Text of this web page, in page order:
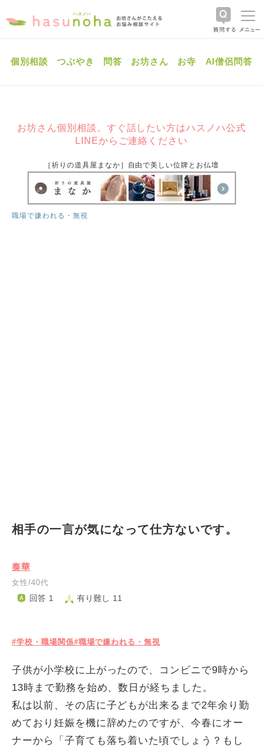
個別相談 つぶやき 問答 お坊さん お寺 AI僧侶問答
お坊さん個別相談。すぐ話したい方はハスノハ公式
LINEからご連絡ください
［祈りの道具屋まなか］自由で美しい位牌とお仏壇
職場で嫌われる・無視
相手の一言が気になって仕方ないです。
奏華
女性/40代
回答 1 有り難し 11
#学校・職場関係#職場で嫌われる・無視
子供が小学校に上がったので、コンビニで9時から
13時まで勤務を始め、数日が経ちました。
私は以前、その店に子どもが出来るまで2年余り勤
めており妊娠を機に辞めたのですが、今春にオー
ナーから「子育ても落ち着いた頃でしょう？もし